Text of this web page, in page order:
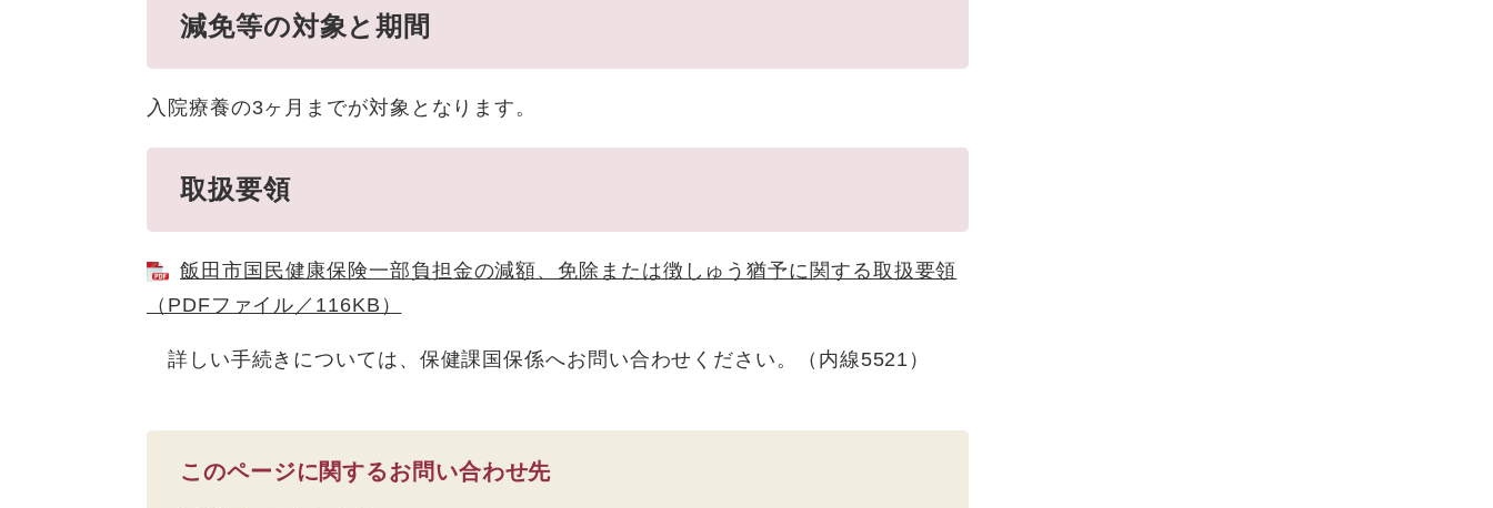
減免等の対象と期間
入院療養の3ヶ月までが対象となります。
取扱要領
飯田市国民健康保険一部負担金の減額、免除または徴しゅう猶予に関する取扱要領
（PDFファイル／116KB）
詳しい手続きについては、保健課国保係へお問い合わせください。（内線5521）
このページに関するお問い合わせ先